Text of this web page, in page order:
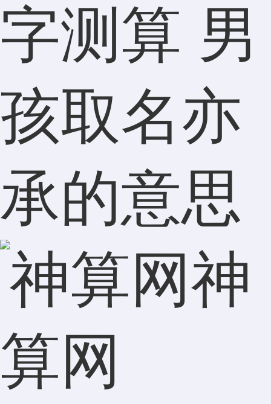
字测算 男
孩取名亦
承的意思
神
算网